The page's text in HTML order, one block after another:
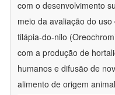
com o desenvolvimento
meio da avaliação do
tilápia-do-nilo
com a produção de
humanos e difusão de
alimento de origem